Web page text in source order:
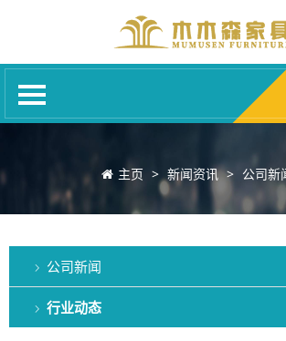
产品中心
新闻资讯
客户案例
联系电话
主页 > 新闻资讯 > 公司新
公司新闻
行业动态